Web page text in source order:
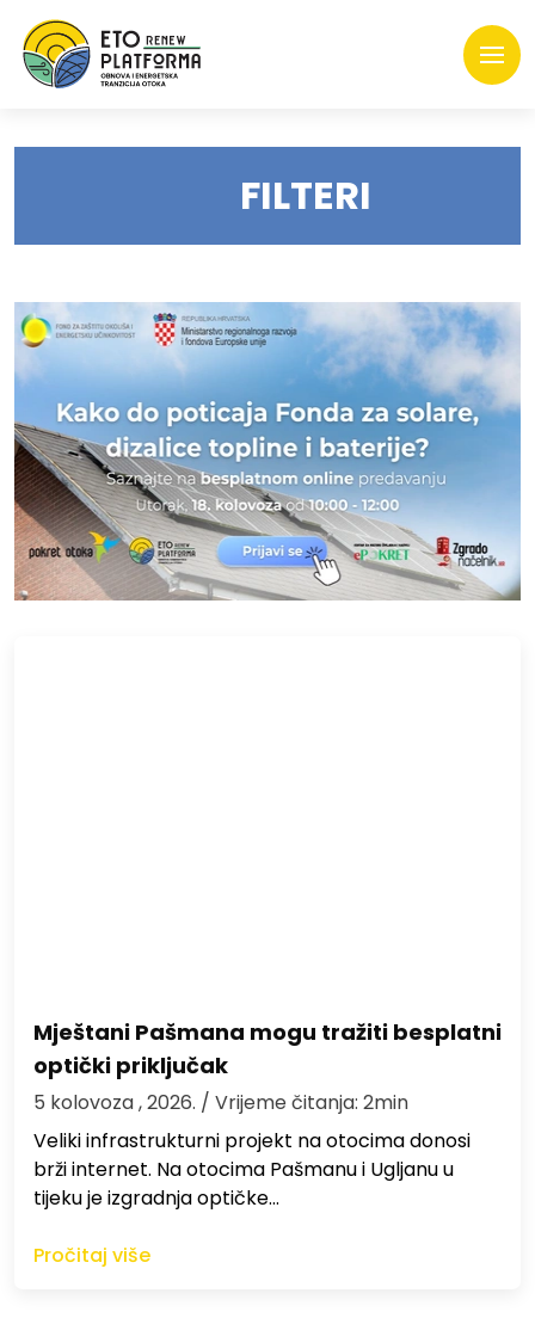
FILTERI
Mještani Pašmana mogu tražiti besplatni
optički priključak
5 kolovoza , 2026. / Vrijeme čitanja: 2min
Veliki infrastrukturni projekt na otocima donosi
brži internet. Na otocima Pašmanu i Ugljanu u
tijeku je izgradnja optičke…
Pročitaj više